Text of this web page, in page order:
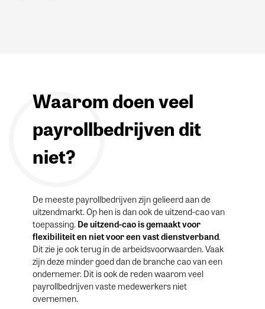
Waarom doen veel
payrollbedrijven dit
niet?
De meeste payrollbedrijven zijn gelieerd aan de
uitzendmarkt. Op hen is dan ook de uitzend-cao van
toepassing. De uitzend-cao is gemaakt voor
flexibiliteit en niet voor een vast dienstverband.
Dit zie je ook terug in de arbeidsvoorwaarden. Vaak
zijn deze minder goed dan de branche cao van een
ondernemer. Dit is ook de reden waarom veel
payrollbedrijven vaste medewerkers niet
overnemen.